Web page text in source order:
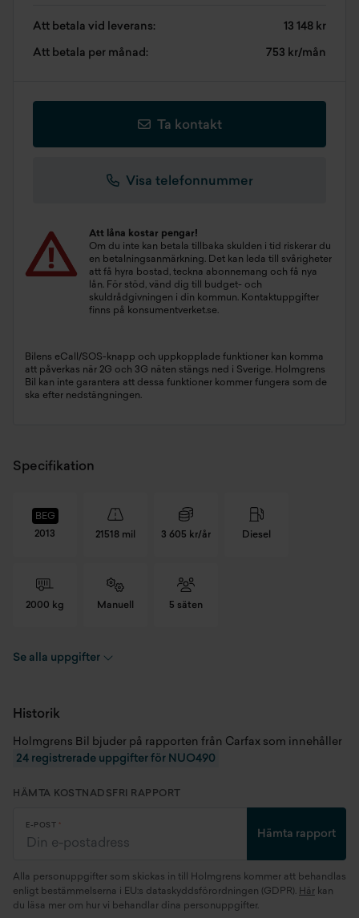
Att betala vid leverans: 13 148 kr
Att betala per månad: 753 kr/mån
Ta kontakt
Visa telefonnummer
Att låna kostar pengar!
Om du inte kan betala tillbaka skulden i tid riskerar du
en betalningsanmärkning. Det kan leda till svårigheter
att få hyra bostad, teckna abonnemang och få nya
lån. För stöd, vänd dig till budget- och
skuldrådgivningen i din kommun. Kontaktuppgifter
finns på konsumentverket.se.
Bilens eCall/SOS-knapp och uppkopplade funktioner kan komma
att påverkas när 2G och 3G näten stängs ned i Sverige. Holmgrens
Bil kan inte garantera att dessa funktioner kommer fungera som de
ska efter nedstängningen.
Specifikation
BEG
2013
21518 mil 3 605 kr/år Diesel
2000 kg Manuell 5 säten
Chassinummer
Skick Begagnad
Motor
2.2 Duratorq TDCi KNBx
Se alla uppgifter
Historik
Holmgrens Bil bjuder på rapporten från Carfax som innehåller
24 registrerade uppgifter för NUO490
HÄMTA KOSTNADSFRI RAPPORT
E-POST
Hämta rapport
Alla personuppgifter som skickas in till Holmgrens kommer att behandlas
enligt bestämmelserna i EU:s dataskyddsförordningen (GDPR). Här kan
du läsa mer om hur vi behandlar dina personuppgifter.